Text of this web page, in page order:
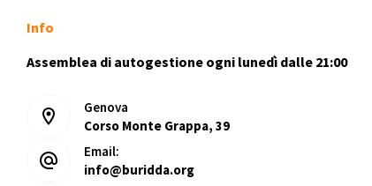
Info
Assemblea di autogestione ogni lunedì dalle 21:00
Genova
Corso Monte Grappa, 39
Email:
info@buridda.org